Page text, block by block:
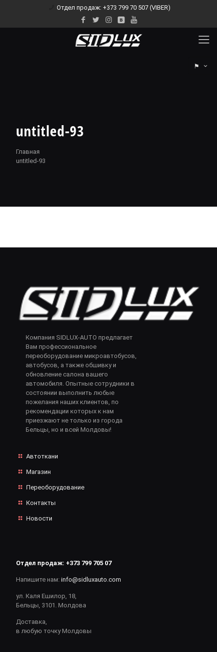
Отдел продаж: +373 799 70 507 (VIBER)
⚑
untitled-93
Главная
untitled-93
Компания SIDLUX-AUTO предлагает
Вам профессиональное
переоборудование микроавтобусов,
автобусов, а также обшивку и
обновление салона вашего
автомобиля. Опытные сотрудники в
состоянии выполнить любые
пожелания наших клиентов, по
рекомендации которых к нам
приезжают не только из города
Бельцы, но и всей Молдовы!
Автоткани
Магазин
Переоборудование
Контакты
Новости
Отдел продаж: +373 799 705 07
Напишите нам: info@sidluxauto.com
ул. Каля Ешилор, 18,
Бельцы, 3101. Молдова
Доставка,
в любую точку Молдовы